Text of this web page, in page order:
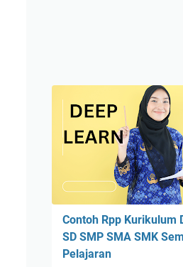
Contoh Rpp Kurikulum
SD SMP SMA SMK
Pelajaran